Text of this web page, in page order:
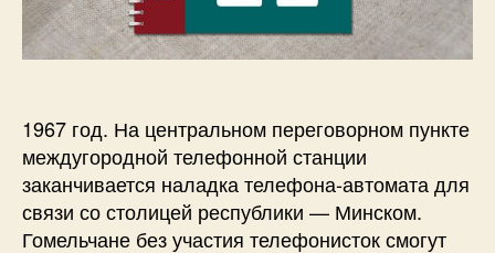
1967 год. На центральном переговорном пункте
междугородной телефонной станции
заканчивается наладка телефона-автомата для
связи со столицей республики — Минском.
Гомельчане без участия телефонисток смогут